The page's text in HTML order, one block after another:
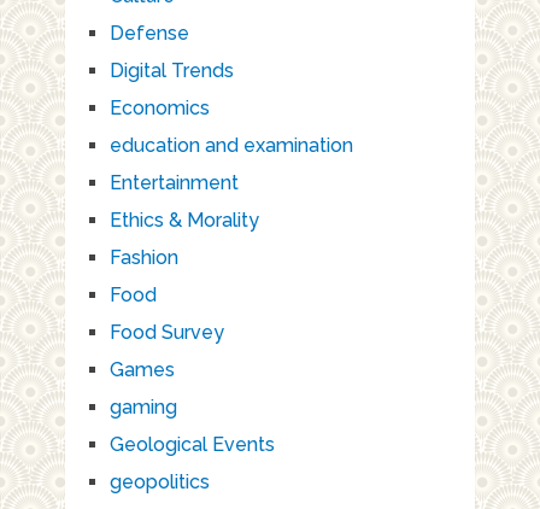
Defense
Digital Trends
Economics
education and examination
Entertainment
Ethics & Morality
Fashion
Food
Food Survey
Games
gaming
Geological Events
geopolitics